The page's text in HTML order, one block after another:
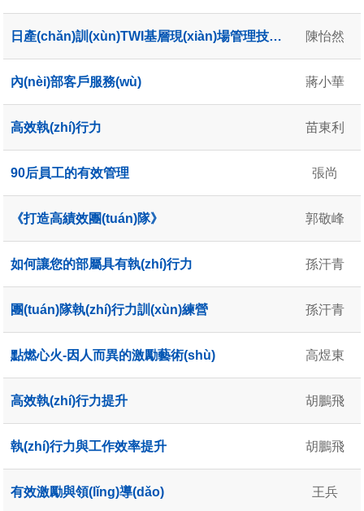
日產(chǎn)訓(xùn)TWI基層現(xiàn)場管理技能訓(xùn)練 陳怡然
內(nèi)部客戶服務(wù) 蔣小華
高效執(zhí)行力 苗東利
90后員工的有效管理 張尚
《打造高績效團(tuán)隊》 郭敬峰
如何讓您的部屬具有執(zhí)行力 孫汗青
團(tuán)隊執(zhí)行力訓(xùn)練營 孫汗青
點燃心火-因人而異的激勵藝術(shù) 高煜東
高效執(zhí)行力提升 胡鵬飛
執(zhí)行力與工作效率提升 胡鵬飛
有效激勵與領(lǐng)導(dǎo) 王兵